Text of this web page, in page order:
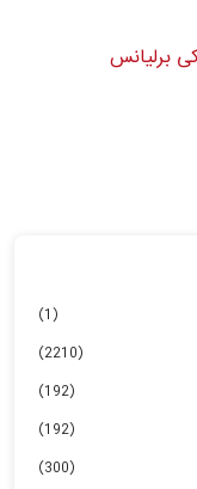
برلیانس
(1)
(2210)
(192)
(192)
(300)